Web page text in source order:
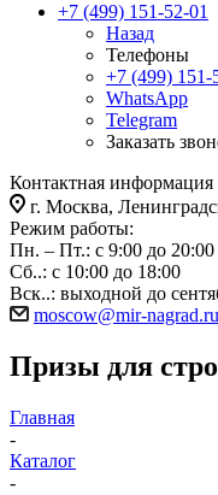
+7 (499) 151-52-01
Назад
Телефоны
+7 (499) 151-
WhatsApp
Telegram
Заказать
Контактная информация
г. Москва,
Режим работы:
Пн. – Пт.: с 9:00 до 20:00
Сб..: с 10:00 до 18:00
Вск..: выходной до
moscow@mir-nagrad.ru
Призы для
Главная
-
Каталог
-